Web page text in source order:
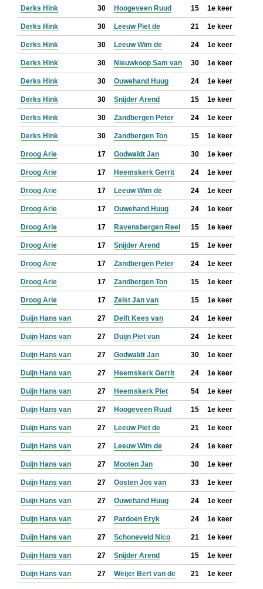
Derks Hink 30 Hoogeveen Ruud 15 1e keer
Derks Hink 30 Leeuw Piet de 21 1e keer
Derks Hink 30 Leeuw Wim de 24 1e keer
Derks Hink 30 Nieuwkoop Sam van 30 1e keer
Derks Hink 30 Ouwehand Huug 24 1e keer
Derks Hink 30 Snijder Arend 15 1e keer
Derks Hink 30 Zandbergen Peter 24 1e keer
Derks Hink 30 Zandbergen Ton 15 1e keer
Droog Arie 17 Godwaldt Jan 30 1e keer
Droog Arie 17 Heemskerk Gerrit 24 1e keer
Droog Arie 17 Leeuw Wim de 24 1e keer
Droog Arie 17 Ouwehand Huug 24 1e keer
Droog Arie 17 Ravensbergen Reel 15 1e keer
Droog Arie 17 Snijder Arend 15 1e keer
Droog Arie 17 Zandbergen Peter 24 1e keer
Droog Arie 17 Zandbergen Ton 15 1e keer
Droog Arie 17 Zelst Jan van 15 1e keer
Duijn Hans van 27 Delft Kees van 24 1e keer
Duijn Hans van 27 Duijn Piet van 24 1e keer
Duijn Hans van 27 Godwaldt Jan 30 1e keer
Duijn Hans van 27 Heemskerk Gerrit 24 1e keer
Duijn Hans van 27 Heemskerk Piet 54 1e keer
Duijn Hans van 27 Hoogeveen Ruud 15 1e keer
Duijn Hans van 27 Leeuw Piet de 21 1e keer
Duijn Hans van 27 Leeuw Wim de 24 1e keer
Duijn Hans van 27 Mooten Jan 30 1e keer
Duijn Hans van 27 Oosten Jos van 33 1e keer
Duijn Hans van 27 Ouwehand Huug 24 1e keer
Duijn Hans van 27 Pardoen Eryk 24 1e keer
Duijn Hans van 27 Schoneveld Nico 21 1e keer
Duijn Hans van 27 Snijder Arend 15 1e keer
Duijn Hans van 27 Weijer Bert van de 21 1e keer